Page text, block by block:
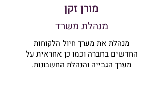
מורן זקן
מנהלת משרד
מנהלת את מערך חיול הלקוחות
החדשים בחברה וכמו כן אחראית על
מערך הגבייה והנהלת החשבונות.